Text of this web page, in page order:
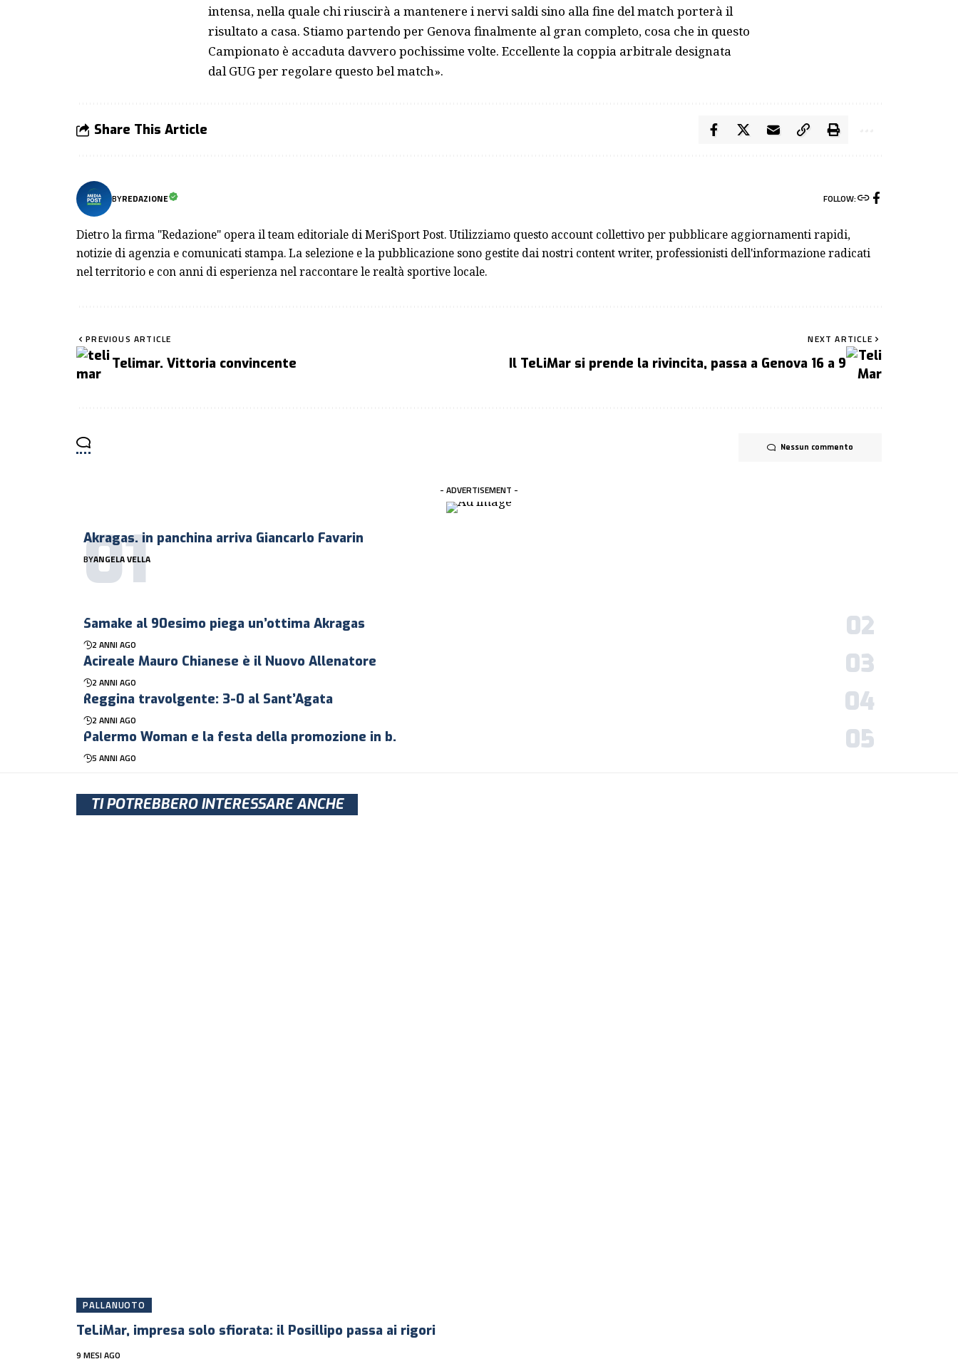
intensa, nella quale chi riuscirà a mantenere i nervi saldi sino alla fine del match porterà il
risultato a casa. Stiamo partendo per Genova finalmente al gran completo, cosa che in questo
Campionato è accaduta davvero pochissime volte. Eccellente la coppia arbitrale designata
dal GUG per regolare questo bel match».
Share This Article
BYREDAZIONE FOLLOW:
Dietro la firma "Redazione" opera il team editoriale di MeriSport Post. Utilizziamo questo account collettivo per pubblicare aggiornamenti rapidi,
notizie di agenzia e comunicati stampa. La selezione e la pubblicazione sono gestite dai nostri content writer, professionisti dell'informazione radicati
nel territorio e con anni di esperienza nel raccontare le realtà sportive locale.
PREVIOUS ARTICLE
Telimar. Vittoria convincente
NEXT ARTICLE
Il TeLiMar si prende la rivincita, passa a Genova 16 a 9
Nessun commento
- ADVERTISEMENT -
Akragas. in panchina arriva Giancarlo Favarin
BYANGELA VELLA
Samake al 90esimo piega un’ottima Akragas
2 ANNI AGO
Acireale Mauro Chianese è il Nuovo Allenatore
2 ANNI AGO
Reggina travolgente: 3-0 al Sant’Agata
2 ANNI AGO
Palermo Woman e la festa della promozione in b.
5 ANNI AGO
TI POTREBBERO INTERESSARE ANCHE
PALLANUOTO
TeLiMar, impresa solo sfiorata: il Posillipo passa ai rigori
9 MESI AGO